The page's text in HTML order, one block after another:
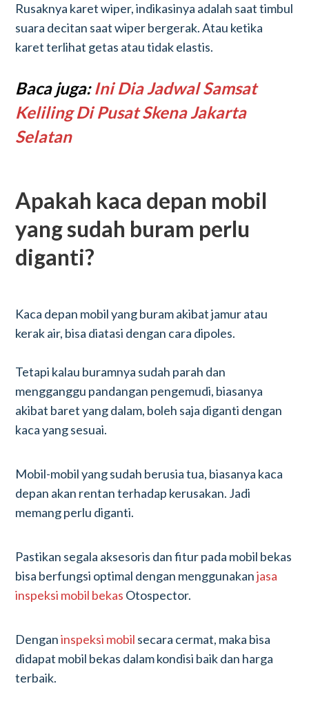
Rusaknya karet wiper, indikasinya adalah saat timbul
suara decitan saat wiper bergerak. Atau ketika
karet terlihat getas atau tidak elastis.
Baca juga:Ini Dia Jadwal Samsat
Keliling Di Pusat Skena Jakarta
Selatan
Apakah kaca depan mobil
yang sudah buram perlu
diganti?
Kaca depan mobil yang buram akibat jamur atau
kerak air, bisa diatasi dengan cara dipoles.
Tetapi kalau buramnya sudah parah dan
mengganggu pandangan pengemudi, biasanya
akibat baret yang dalam, boleh saja diganti dengan
kaca yang sesuai.
Mobil-mobil yang sudah berusia tua, biasanya kaca
depan akan rentan terhadap kerusakan. Jadi
memang perlu diganti.
Pastikan segala aksesoris dan fitur pada mobil bekas
bisa berfungsi optimal dengan menggunakanjasa
inspeksi mobil bekas Otospector.
Denganinspeksi mobil secara cermat, maka bisa
didapat mobil bekas dalam kondisi baik dan harga
terbaik.